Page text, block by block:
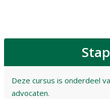
Deze cursus is onderdeel
advocaten.